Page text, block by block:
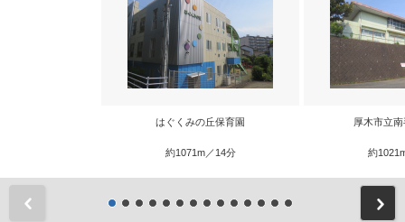
はぐくみの丘保育園
約1071m／14分
厚木市立
約